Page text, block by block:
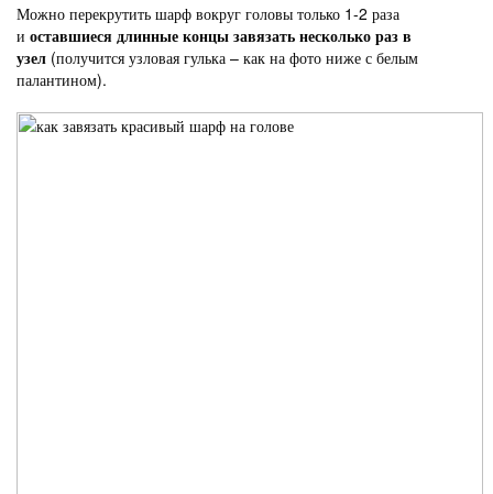
Можно перекрутить шарф вокруг головы только 1-2 раза
и оставшиеся длинные концы завязать несколько раз в
узел (получится узловая гулька – как на фото ниже с белым
палантином).